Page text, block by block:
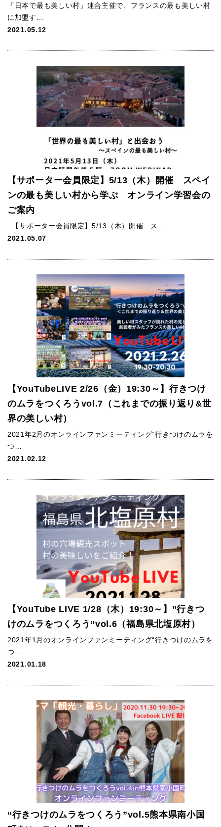
「日本で最も美しい村」連合主催で、フランスの最も美しい村
に加盟す…
2021.05.12
【サポーター会員限定】5/13（木）開催 スペイ
ンの最も美しい村から学ぶ オンライン学習会の
ご案内
【サポーター会員限定】5/13（木）開催 ス…
2021.05.07
【YouTubeLIVE 2/26（金）19:30～】行きつけ
のムラをつくろうvol.7（これまでの振り返り&世
界の美しい村）
2021年2月のオンラインファンミーティング“行きつけのムラを
つ…
2021.02.12
【YouTube LIVE 1/28（木）19:30～】”行きつ
けのムラをつくろう”vol.6（福島県北塩原村）
2021年1月のオンラインファンミーティング“行きつけのムラを
つ…
2021.01.18
“行きつけのムラをつくろう”vol.5熊本県南小国